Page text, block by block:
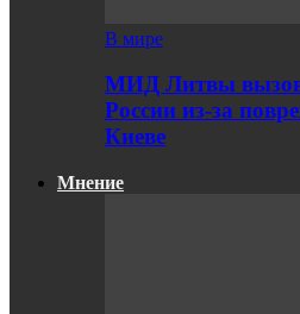
В мире
МИД Литвы
России из-за
Киеве
Мнение